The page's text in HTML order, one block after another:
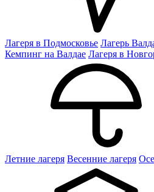
Лагеря в Подмосковье Лагерь
Кемпинг на Валдае Лагеря в
Летние лагеря Весенние лагеря